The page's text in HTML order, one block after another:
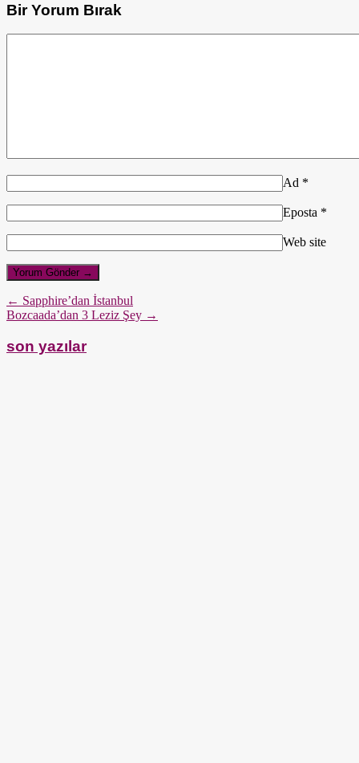
Bir Yorum Bırak
Ad *
Eposta *
Web site
← Sapphire’dan İstanbul
Bozcaada’dan 3 Leziz Şey →
son yazılar